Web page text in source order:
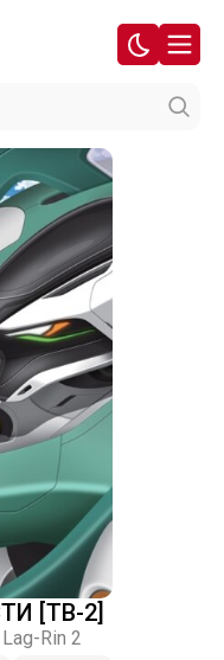
[ТВ-2]
Rin 2